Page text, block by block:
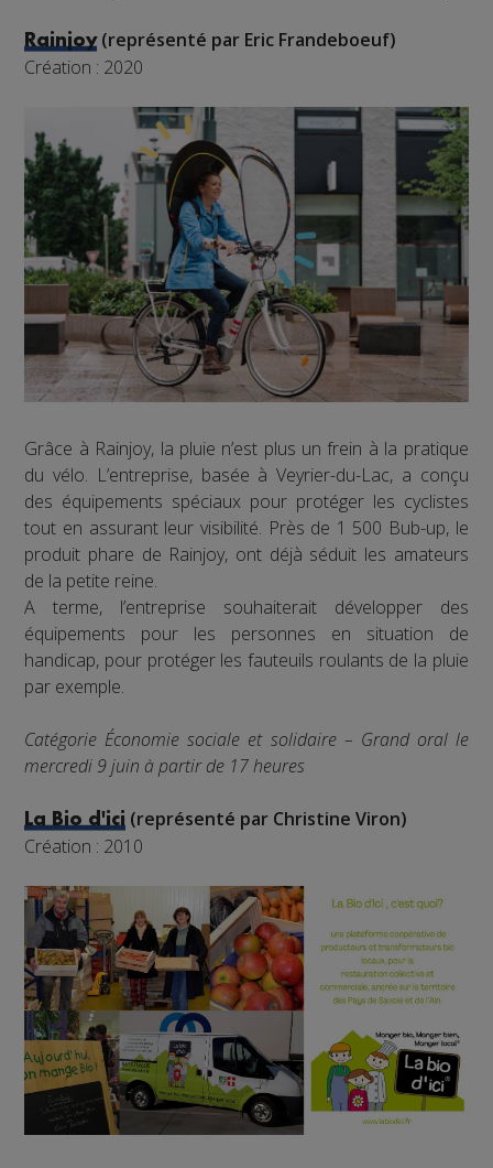
Rainjoy(représenté par Eric Frandeboeuf)
Création : 2020
Grâce à Rainjoy, la pluie n’est plus un frein à la pratique
du vélo. L’entreprise, basée à Veyrier-du-Lac, a conçu
des équipements spéciaux pour protéger les cyclistes
tout en assurant leur visibilité. Près de 1 500 Bub-up, le
produit phare de Rainjoy, ont déjà séduit les amateurs
de la petite reine.
A terme, l’entreprise souhaiterait développer des
équipements pour les personnes en situation de
handicap, pour protéger les fauteuils roulants de la pluie
par exemple.
Catégorie Économie sociale et solidaire – Grand oral le
mercredi 9 juin à partir de 17 heures
La Bio d'ici (représenté par Christine Viron)
Création : 2010